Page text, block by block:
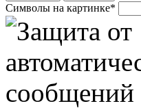
Символы на картинке*